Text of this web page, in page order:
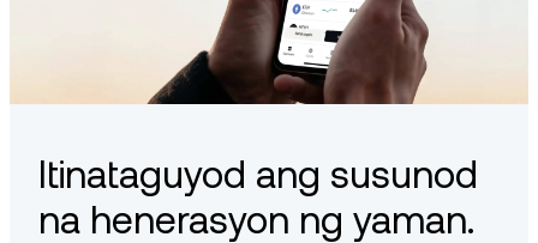
Itinataguyod ang susunod
na henerasyon ng yaman.